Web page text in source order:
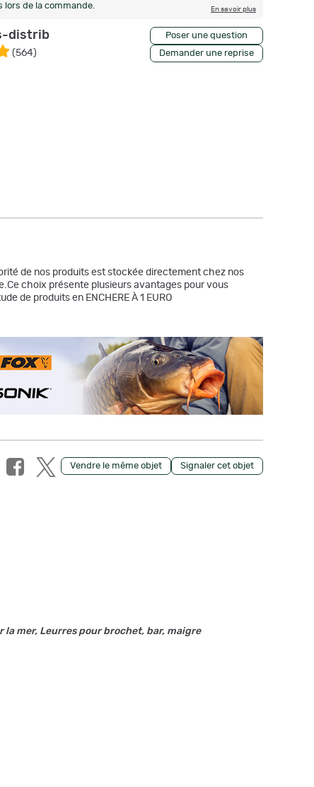
lors de la commande.
En savoir plus
distrib
(564) Demander une reprise
Poser une question
de nos produits est stockée directement chez nos
choix présente plusieurs avantages pour vous
de produits en ENCHERE À 1 EURO
Vendre le même objet Signaler cet objet
la mer, Leurres pour brochet, bar, maigre